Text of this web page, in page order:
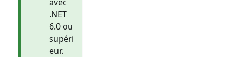
.NET
6.0 ou
supéri
eur.